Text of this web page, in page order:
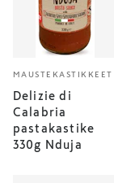
MAUSTEKASTIKKEET
Delizie di
Calabria
pastakastike
330g Nduja